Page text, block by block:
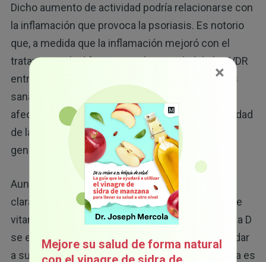
Dicho aumento de actividad podría relacionarse con
la inflamación que provoca la psoriasis. Es notorio
que, a medida que la inflamación mejoró con el
tratamiento, la diferencia en la actividad de las VDR
entre los pacientes con psoriasis y las personas
sanas desapareció, aunque la gravedad de la
afección disminuyó. Lo que sugiere que la actividad
de las VDR se relaciona más con la inflamación
general que con la gravedad de la psoriasis.
Aunque este estudio no encontró una conexión
clara entre la actividad de las VDR y los niveles de
vitamina D, garantizar que sus niveles de vitamina D
se encuentren en niveles saludables puede ayudar
a su cuerpo a controlar mejor la inflamación. Esta es
×
Mejore su salud de forma natural